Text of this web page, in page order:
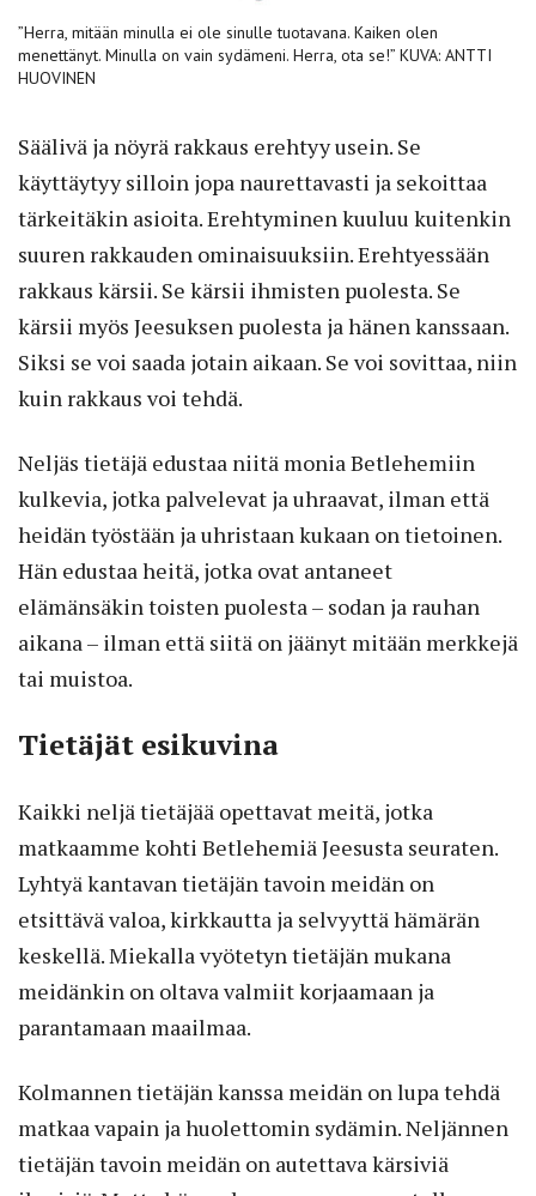
”Herra, mitään minulla ei ole sinulle tuotavana. Kaiken olen
menettänyt. Minulla on vain sydämeni. Herra, ota se!” KUVA: ANTTI
HUOVINEN
Säälivä ja nöyrä rakkaus erehtyy usein. Se
käyttäytyy silloin jopa naurettavasti ja sekoittaa
tärkeitäkin asioita. Erehtyminen kuuluu kuitenkin
suuren rakkauden ominaisuuksiin. Erehtyessään
rakkaus kärsii. Se kärsii ihmisten puolesta. Se
kärsii myös Jeesuksen puolesta ja hänen kanssaan.
Siksi se voi saada jotain aikaan. Se voi sovittaa, niin
kuin rakkaus voi tehdä.
Neljäs tietäjä edustaa niitä monia Betlehemiin
kulkevia, jotka palvelevat ja uhraavat, ilman että
heidän työstään ja uhristaan kukaan on tietoinen.
Hän edustaa heitä, jotka ovat antaneet
elämänsäkin toisten puolesta – sodan ja rauhan
aikana – ilman että siitä on jäänyt mitään merkkejä
tai muistoa.
Tietäjät esikuvina
Kaikki neljä tietäjää opettavat meitä, jotka
matkaamme kohti Betlehemiä Jeesusta seuraten.
Lyhtyä kantavan tietäjän tavoin meidän on
etsittävä valoa, kirkkautta ja selvyyttä hämärän
keskellä. Miekalla vyötetyn tietäjän mukana
meidänkin on oltava valmiit korjaamaan ja
parantamaan maailmaa.
Kolmannen tietäjän kanssa meidän on lupa tehdä
matkaa vapain ja huolettomin sydämin. Neljännen
tietäjän tavoin meidän on autettava kärsiviä